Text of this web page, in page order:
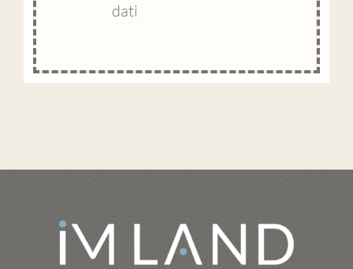
dati